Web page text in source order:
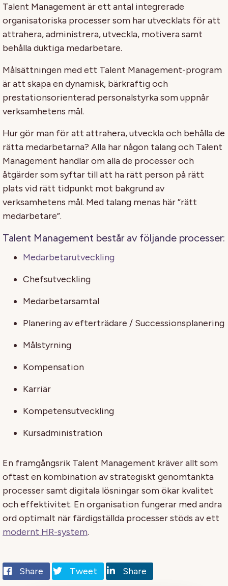
Talent Management är ett antal integrerade
organisatoriska processer som har utvecklats för att
attrahera, administrera, utveckla, motivera samt
behålla duktiga medarbetare.
Målsättningen med ett Talent Management-program
är att skapa en dynamisk, bärkraftig och
prestationsorienterad personalstyrka som uppnår
verksamhetens mål.
Hur gör man för att attrahera, utveckla och behålla de
rätta medarbetarna? Alla har någon talang och Talent
Management handlar om alla de processer och
åtgärder som syftar till att ha rätt person på rätt
plats vid rätt tidpunkt mot bakgrund av
verksamhetens mål. Med talang menas här ”rätt
medarbetare”.
Talent Management består av följande processer:
Medarbetarutveckling
Chefsutveckling
Medarbetarsamtal
Planering av efterträdare / Successionsplanering
Målstyrning
Kompensation
Karriär
Kompetensutveckling
Kursadministration
En framgångsrik Talent Management kräver allt som
oftast en kombination av strategiskt genomtänkta
processer samt digitala lösningar som ökar kvalitet
och effektivitet. En organisation fungerar med andra
ord optimalt när färdigställda processer stöds av ett
modernt HR-system.
Share Tweet Share